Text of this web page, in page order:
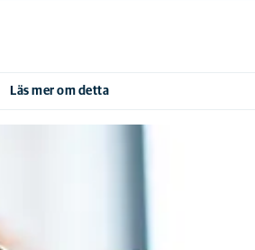
Läs mer om detta